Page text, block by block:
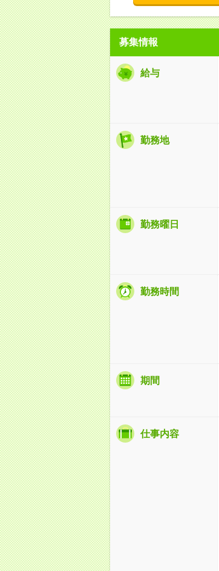
募集情報
給与
勤務地
勤務曜日
勤務時間
期間
仕事内容